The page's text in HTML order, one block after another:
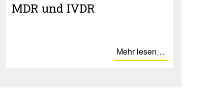
MDR und IVDR
Mehr lesen…